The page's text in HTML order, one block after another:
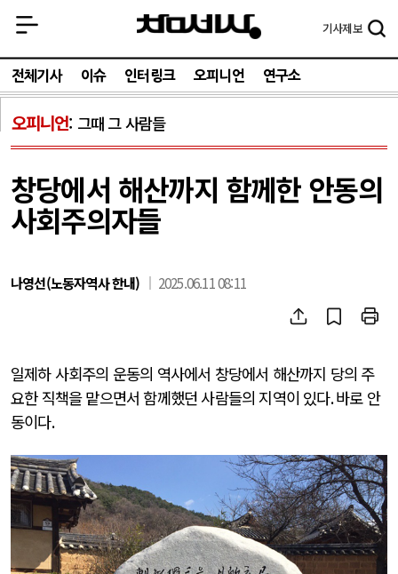
기사제보
전체기사 이슈 인터링크 오피니언 연구소
오피니언 그때 그 사람들
창당에서 해산까지 함께한 안동의
사회주의자들
나영선(노동자역사 한내) 2025.06.11 08:11
일제하 사회주의 운동의 역사에서 창당에서 해산까지 당의 주
요한 직책을 맡으면서 함께했던 사람들의 지역이 있다.바로 안
동이다.